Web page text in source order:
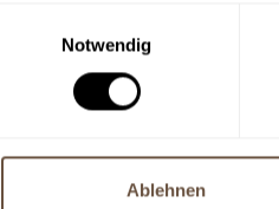
Notwendig
Ablehnen